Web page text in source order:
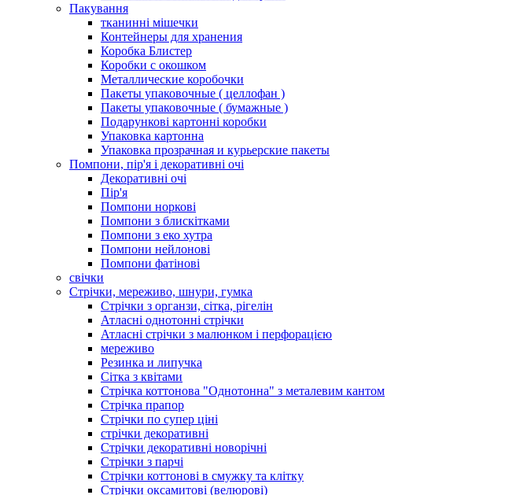
Пакування
тканинні мішечки
Контейнеры для хранения
Коробка Блистер
Коробки с окошком
Металлические коробочки
Пакеты упаковочные ( целлофан )
Пакеты упаковочные ( бумажные )
Подарункові картонні коробки
Упаковка картонна
Упаковка прозрачная и курьерские пакеты
Помпони, пір'я і декоративні очі
Декоративні очі
Пір'я
Помпони норкові
Помпони з блискітками
Помпони з еко хутра
Помпони нейлонові
Помпони фатінові
свічки
Стрічки, мереживо, шнури, гумка
Стрічки з органзи, сітка, рігелін
Атласні однотонні стрічки
Атласні стрічки з малюнком і перфорацією
мереживо
Резинка и липучка
Сітка з квітами
Стрічка коттонова "Однотонна" з металевим кантом
Стрічка прапор
Стрічки по супер ціні
стрічки декоративні
Стрічки декоративні новорічні
Стрічки з парчі
Стрічки коттонові в смужку та клітку
Стрічки оксамитові (велюрові)